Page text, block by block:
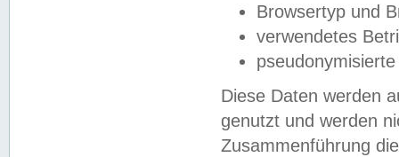
Browsertyp und
verwendetes
Diese Daten werden
genutzt und werden
Zusammenführung